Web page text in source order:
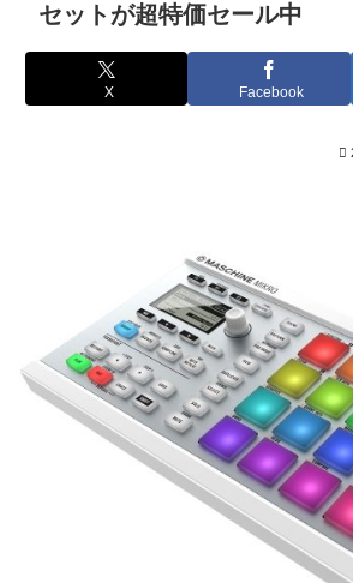
セットが超特価セール中
X Facebook